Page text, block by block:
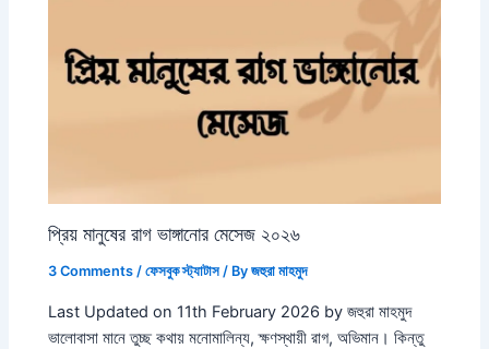
প্রিয় মানুষের রাগ ভাঙ্গানোর মেসেজ ২০২৬
3 Comments /ফেসবুক স্ট্যাটাস/ Byজহুরা মাহমুদ
Last Updated on 11th February 2026 by জহুরা মাহমুদ
ভালোবাসা মানে তুচ্ছ কথায় মনোমালিন্য, ক্ষণস্থায়ী রাগ, অভিমান। কিন্তু